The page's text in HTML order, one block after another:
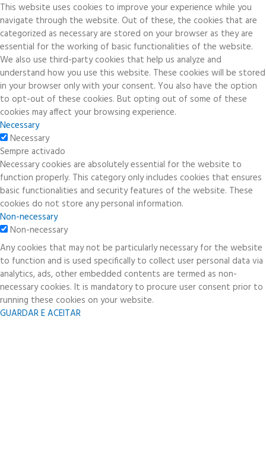
This website uses cookies to improve your experience while you
navigate through the website. Out of these, the cookies that are
categorized as necessary are stored on your browser as they are
essential for the working of basic functionalities of the website.
We also use third-party cookies that help us analyze and
understand how you use this website. These cookies will be stored
in your browser only with your consent. You also have the option
to opt-out of these cookies. But opting out of some of these
cookies may affect your browsing experience.
Necessary
Necessary
Sempre activado
Necessary cookies are absolutely essential for the website to
function properly. This category only includes cookies that ensures
basic functionalities and security features of the website. These
cookies do not store any personal information.
Non-necessary
Non-necessary
Any cookies that may not be particularly necessary for the website
to function and is used specifically to collect user personal data via
analytics, ads, other embedded contents are termed as non-
necessary cookies. It is mandatory to procure user consent prior to
running these cookies on your website.
GUARDAR E ACEITAR